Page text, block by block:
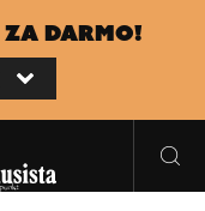
darmo!